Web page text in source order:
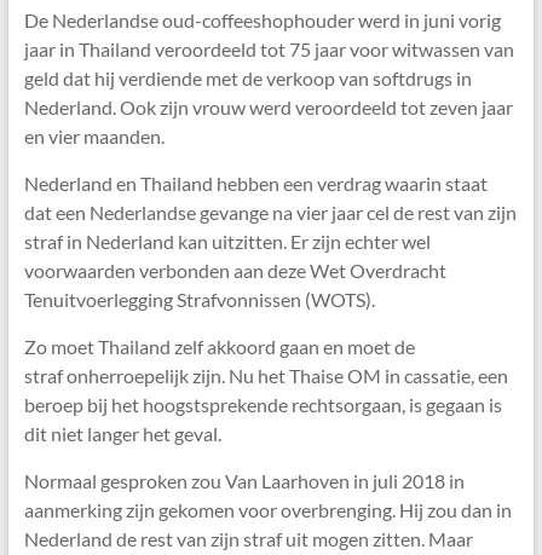
De Nederlandse oud-coffeeshophouder werd in juni vorig
jaar in Thailand veroordeeld tot 75 jaar voor witwassen van
geld dat hij verdiende met de verkoop van softdrugs in
Nederland. Ook zijn vrouw werd veroordeeld tot zeven jaar
en vier maanden.
Nederland en Thailand hebben een verdrag waarin staat
dat een Nederlandse gevange na vier jaar cel de rest van zijn
straf in Nederland kan uitzitten. Er zijn echter wel
voorwaarden verbonden aan deze Wet Overdracht
Tenuitvoerlegging Strafvonnissen (WOTS).
Zo moet Thailand zelf akkoord gaan en moet de
straf onherroepelijk zijn. Nu het Thaise OM in cassatie, een
beroep bij het hoogstsprekende rechtsorgaan, is gegaan is
dit niet langer het geval.
Normaal gesproken zou Van Laarhoven in juli 2018 in
aanmerking zijn gekomen voor overbrenging. Hij zou dan in
Nederland de rest van zijn straf uit mogen zitten. Maar